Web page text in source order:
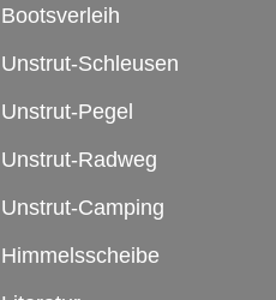
Bootsverleih
Unstrut-Schleusen
Unstrut-Pegel
Unstrut-Radweg
Unstrut-Camping
Himmelsscheibe